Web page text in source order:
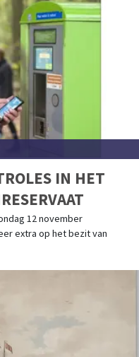
IN HET
12 november
extra op het bezit van